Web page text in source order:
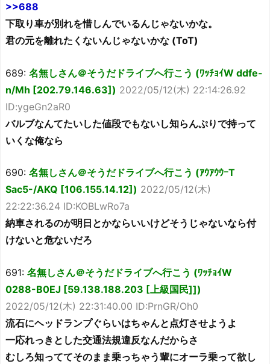
>>688
下取り車が別れを惜しんでいるんじゃないかな。
君の元を離れたくないんじゃないかな (ToT)
689: 名無しさん＠そうだドライブへ行こう (ﾜｯﾁｮｲW ddfe-
n/Mh [202.79.146.63]) 2022/05/12(木) 22:14:26.92
ID:ygeGn2aR0
バルブなんてたいした値段でもないし知らんぷりで持って
いくな俺なら
690: 名無しさん＠そうだドライブへ行こう (ｱｳｱｳｳｰT
Sac5-/AKQ [106.155.14.12]) 2022/05/12(木)
22:22:36.24 ID:KOBLwRo7a
納車されるのが明日とかならいいけどそうじゃないなら付
けないと危ないだろ
691: 名無しさん＠そうだドライブへ行こう (ﾜｯﾁｮｲW
0288-B0EJ [59.138.188.203 [上級国民]])
2022/05/12(木) 22:31:40.00 ID:PrnGR/Oh0
流石にヘッドランプぐらいはちゃんと点灯させようよ
一応れっきとした交通法規違反なんだからさ
むしろ知っててそのまま乗っちゃう輩にオーラ乗って欲し